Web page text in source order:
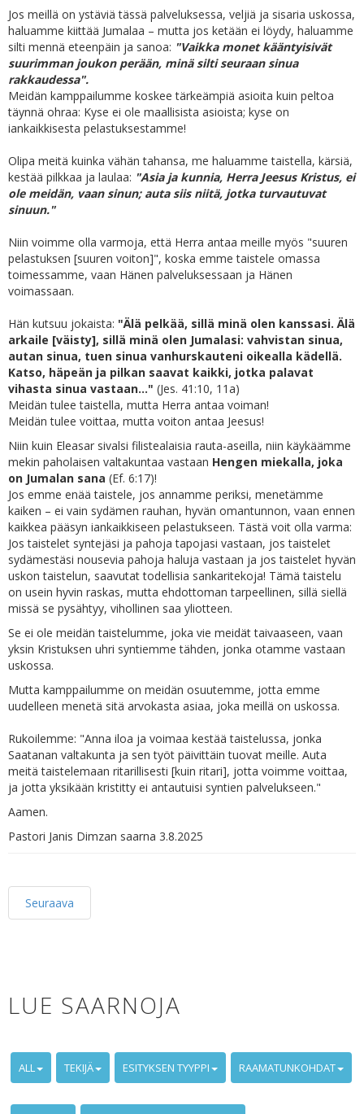
Jos meillä on ystäviä tässä palveluksessa, veljiä ja sisaria uskossa,
haluamme kiittää Jumalaa – mutta jos ketään ei löydy, haluamme
silti mennä eteenpäin ja sanoa: "Vaikka monet kääntyisivät
suurimman joukon perään, minä silti seuraan sinua
rakkaudessa".
Meidän kamppailumme koskee tärkeämpiä asioita kuin peltoa
täynnä ohraa: Kyse ei ole maallisista asioista; kyse on
iankaikkisesta pelastuksestamme!
Olipa meitä kuinka vähän tahansa, me haluamme taistella, kärsiä,
kestää pilkkaa ja laulaa: "Asia ja kunnia, Herra Jeesus Kristus, ei
ole meidän, vaan sinun; auta siis niitä, jotka turvautuvat
sinuun."
Niin voimme olla varmoja, että Herra antaa meille myös "suuren
pelastuksen [suuren voiton]", koska emme taistele omassa
toimessamme, vaan Hänen palveluksessaan ja Hänen
voimassaan.
Hän kutsuu jokaista: "Älä pelkää, sillä minä olen kanssasi. Älä
arkaile [väisty], sillä minä olen Jumalasi: vahvistan sinua,
autan sinua, tuen sinua vanhurskauteni oikealla kädellä.
Katso, häpeän ja pilkan saavat kaikki, jotka palavat
vihasta sinua vastaan..." (Jes. 41:10, 11a)
Meidän tulee taistella, mutta Herra antaa voiman!
Meidän tulee voittaa, mutta voiton antaa Jeesus!
Niin kuin Eleasar sivalsi filistealaisia rauta-aseilla, niin käykäämme
mekin paholaisen valtakuntaa vastaan Hengen miekalla, joka
on Jumalan sana (Ef. 6:17)!
Jos emme enää taistele, jos annamme periksi, menetämme
kaiken – ei vain sydämen rauhan, hyvän omantunnon, vaan ennen
kaikkea pääsyn iankaikkiseen pelastukseen. Tästä voit olla varma:
Jos taistelet syntejäsi ja pahoja tapojasi vastaan, jos taistelet
sydämestäsi nousevia pahoja haluja vastaan ja jos taistelet hyvän
uskon taistelun, saavutat todellisia sankaritekoja! Tämä taistelu
on usein hyvin raskas, mutta ehdottoman tarpeellinen, sillä siellä
missä se pysähtyy, vihollinen saa yliotteen.
Se ei ole meidän taistelumme, joka vie meidät taivaaseen, vaan
yksin Kristuksen uhri syntiemme tähden, jonka otamme vastaan
uskossa.
Mutta kamppailumme on meidän osuutemme, jotta emme
uudelleen menetä sitä arvokasta asiaa, joka meillä on uskossa.
Rukoilemme: "Anna iloa ja voimaa kestää taistelussa, jonka
Saatanan valtakunta ja sen työt päivittäin tuovat meille. Auta
meitä taistelemaan ritarillisesti [kuin ritari], jotta voimme voittaa,
ja jotta yksikään kristitty ei antautuisi syntien palvelukseen."
Aamen.
Pastori Janis Dimzan saarna 3.8.2025
Seuraava
LUE SAARNOJA
ALL TEKIJÄ ESITYKSEN TYYPPI RAAMATUNKOHDAT